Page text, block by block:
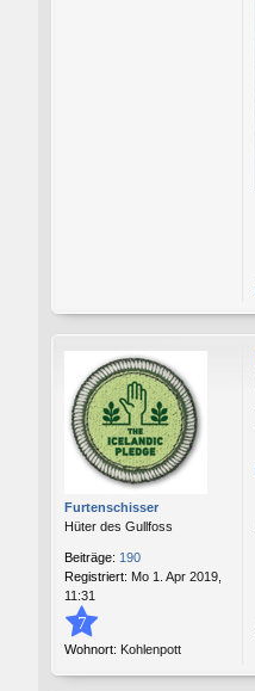
Furtenschisser
Hüter des Gullfoss
Beiträge: 190
Registriert: Mo 1. Apr 2019,
11:31
7
Wohnort: Kohlenpott